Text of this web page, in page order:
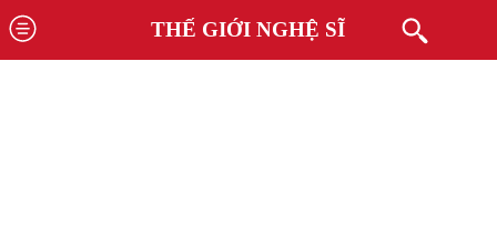
THẾ GIỚI NGHỆ SĨ